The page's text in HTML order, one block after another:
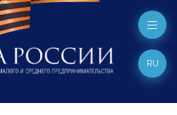
RU